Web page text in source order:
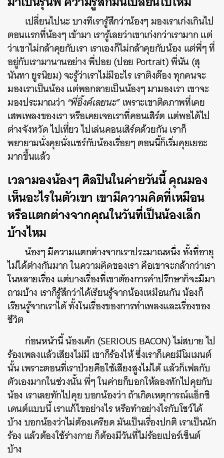
เปลี่ยนไปนะ บางทีเรารู้สึกว่าน้องๆ มองเราเก่งเกินไป
ตอนแรกที่น้องๆ เข้ามา เรารู้เลยว่าเขาเก่งกว่าเรามาก แต่
ว่าเขาไม่กล้าคุยกับเรา เราเองก็ไม่กล้าคุยกับน้อง แต่พี่ๆ ที่
อยู่กับเรามานานอย่าง พี่ปอย (ปอย Portrait) พี่นัน (สุ
นันทา ยูรนิยม) จะรู้ว่าเราไม่มีอะไร เราติงต๊อง ทุกคนจะ
มองเราเป็นน้อง แต่พอกลายเป็นน้องๆ มามองเรา เขาจะ
มองประมาณว่า “พี่อิ้งค์เลยนะ”เพราะเขาติดภาพที่เคย
เสพเพลงของเรา หรือเคยเจอเราที่คอนเสิร์ต แต่พอได้ไป
ต่างจังหวัด ไปเที่ยว ไปเล่นคอนเสิร์ตด้วยกัน เราก็
พยายามนั่งคุยนั่งแชร์กับน้องเรื่อยๆ ตอนนี้ก็เริ่มคุยเยอะ
มากขึ้นแล้ว
เวลามองน้องๆ ศิลปินในค่ายวันนี้ คุณมอง
เห็นอะไรในตัวเขา เขามีความคิดที่เหมือน
หรือแตกต่างจากคุณในวันที่เป็นน้องเล็ก
บ้างไหม
น้องๆ มีความแตกต่างจากเราประมาณหนึ่ง ทั้งที่อายุ
ไม่ได้ต่างกันมาก ในความคิดของเรา คือเขาจะกล้ากว่าเรา
ในหลายเรื่อง แต่บางเรื่องที่เขาต้องการคำปรึกษาก็จะมีมา
ถามบ้าง เราก็รู้สึกว่าได้เรียนรู้จากน้องเหมือนกัน น้องก็
เรียนรู้จากเราได้ ทั้งในเรื่องของการทำเพลงและเรื่องของ
ชีวิต
ก่อนหน้านี้ น้องเค้ก (SERIOUS BACON) ไม่สบาย ไป
ร้องเพลงแล้วเสียงไม่มี เขาก็ร้องไห้ ซึ่งเราก็เคยมีโมเมนต์
นั้น เพราะตอนที่เราป่วยคือใช้เสียงสูงไม่ได้ แล้วก็เฟลกับ
ตัวเองมากในช่วงนั้น พี่ๆ ในค่ายก็บอกให้ลองทักไปคุยกับ
น้อง เราเลยทักไปคุย บอกน้องว่า ถ้าเกิดเหตุการณ์แอ็กซิ
เดนต์แบบนี้ เราแก้ไขอย่างไร หรือทำอย่างไรกับโชว์ได้
บ้าง บอกน้องว่าไม่ต้องเครียด มันเป็นเรื่องปกติ เราเป็นนัก
ร้อง แล้วต้องใช้ร่างกาย ก็ต้องมีวันที่ไม่ร้อยเปอร์เซ็นต์
บ้าง